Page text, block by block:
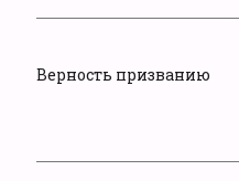
Верность призванию